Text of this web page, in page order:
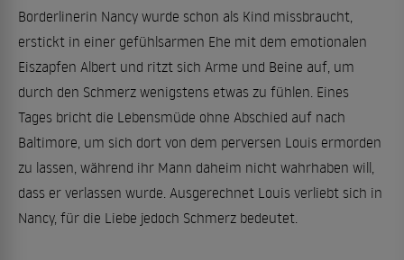
Borderlinerin Nancy wurde schon als Kind missbraucht,
erstickt in einer gefühlsarmen Ehe mit dem emotionalen
Eiszapfen Albert und ritzt sich Arme und Beine auf, um
durch den Schmerz wenigstens etwas zu fühlen. Eines
Tages bricht die Lebensmüde ohne Abschied auf nach
Baltimore, um sich dort von dem perversen Louis ermorden
zu lassen, während ihr Mann daheim nicht wahrhaben will,
dass er verlassen wurde. Ausgerechnet Louis verliebt sich in
Nancy, für die Liebe jedoch Schmerz bedeutet.